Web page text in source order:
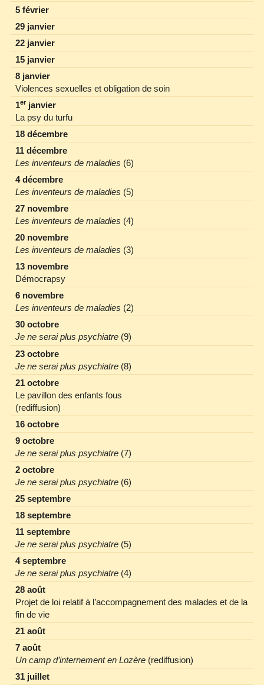
5 février
29 janvier
22 janvier
15 janvier
8 janvier
Violences sexuelles et obligation de soin
1erjanvier
La psy du turfu
18 décembre
11 décembre
Les inventeurs de maladies (6)
4 décembre
Les inventeurs de maladies (5)
27 novembre
Les inventeurs de maladies (4)
20 novembre
Les inventeurs de maladies (3)
13 novembre
Démocrapsy
6 novembre
Les inventeurs de maladies (2)
30 octobre
Je ne serai plus psychiatre(9)
23 octobre
Je ne serai plus psychiatre(8)
21 octobre
Le pavillon des enfants fous
(rediffusion)
16 octobre
9 octobre
Je ne serai plus psychiatre(7)
2 octobre
Je ne serai plus psychiatre(6)
25 septembre
18 septembre
11 septembre
Je ne serai plus psychiatre(5)
4 septembre
Je ne serai plus psychiatre(4)
28 août
Projet de loi relatif à l’accompagnement des malades et de la
fin de vie
21 août
7 août
Un camp d’internement en Lozère(rediffusion)
31 juillet